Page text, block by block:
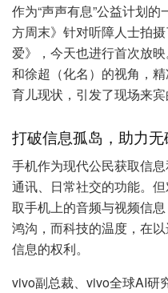
作为“声声有息”公益计划
方周末》针对听障人士拍
爱》，今天也进行首次放
和徐超（化名）的视角，
育儿现状，引发了现场来宾
打破信息孤岛，助力无
手机作为现代公民获取信
通讯、日常社交的功能。
取手机上的音频与视频信
鸿沟，而科技的温度，在
信息的权利。
vivo副总裁、vivo全球AI研